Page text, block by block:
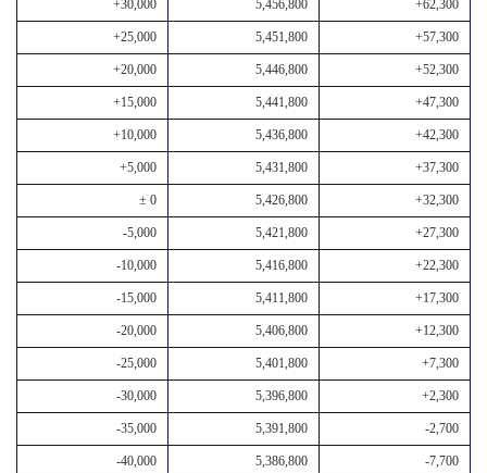
+30,000 5,456,800 +62,300
+25,000 5,451,800 +57,300
+20,000 5,446,800 +52,300
+15,000 5,441,800 +47,300
+10,000 5,436,800 +42,300
+5,000 5,431,800 +37,300
± 0 5,426,800 +32,300
-5,000 5,421,800 +27,300
-10,000 5,416,800 +22,300
-15,000 5,411,800 +17,300
-20,000 5,406,800 +12,300
-25,000 5,401,800 +7,300
-30,000 5,396,800 +2,300
-35,000 5,391,800 -2,700
-40,000 5,386,800 -7,700